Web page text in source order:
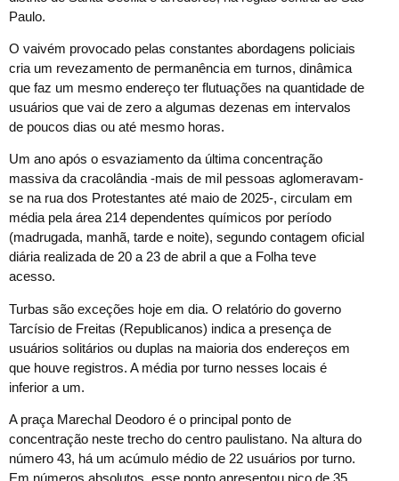
Paulo.
O vaivém provocado pelas constantes abordagens policiais
cria um revezamento de permanência em turnos, dinâmica
que faz um mesmo endereço ter flutuações na quantidade de
usuários que vai de zero a algumas dezenas em intervalos
de poucos dias ou até mesmo horas.
Um ano após o esvaziamento da última concentração
massiva da cracolândia -mais de mil pessoas aglomeravam-
se na rua dos Protestantes até maio de 2025-, circulam em
média pela área 214 dependentes químicos por período
(madrugada, manhã, tarde e noite), segundo contagem oficial
diária realizada de 20 a 23 de abril a que a Folha teve
acesso.
Turbas são exceções hoje em dia. O relatório do governo
Tarcísio de Freitas (Republicanos) indica a presença de
usuários solitários ou duplas na maioria dos endereços em
que houve registros. A média por turno nesses locais é
inferior a um.
A praça Marechal Deodoro é o principal ponto de
concentração neste trecho do centro paulistano. Na altura do
número 43, há um acúmulo médio de 22 usuários por turno.